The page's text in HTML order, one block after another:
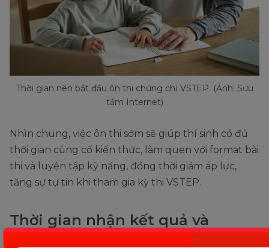
Thời gian nên bắt đầu ôn thi chứng chỉ VSTEP. (Ảnh: Sưu
tầm Internet)
Nhìn chung, việc ôn thi sớm sẽ giúp thí sinh có đủ
thời gian củng cố kiến thức, làm quen với format bài
thi và luyện tập kỹ năng, đồng thời giảm áp lực,
tăng sự tự tin khi tham gia kỳ thi VSTEP.
Thời gian nhận kết quả và
chứng chỉ VSTEP